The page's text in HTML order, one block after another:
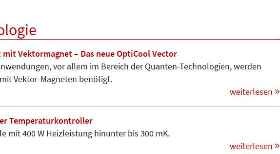
Vektormagnet – Das neue OptiCool Vector
vor allem im Bereich der Quanten-Technologien, werden
Vektor-Magneten benötigt.
weiterlesen
Temperaturkontroller
mit 400 W Heizleistung hinunter bis 300 mK.
weiterlesen